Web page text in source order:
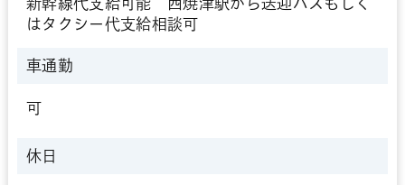
新幹線代支給可能 西焼津駅から送迎バスもしく
はタクシー代支給相談可
車通勤
可
休日